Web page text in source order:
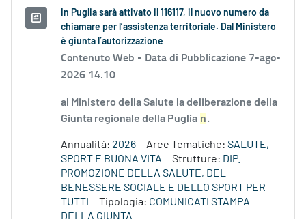
In Puglia sarà attivato il 116117, il nuovo numero da
chiamare per l’assistenza territoriale. Dal Ministero
è giunta l’autorizzazione
Contenuto Web - Data di Pubblicazione 7-ago-
2026 14.10
al Ministero della Salute la deliberazione della
Giunta regionale della Puglia n.
Annualità: 2026 Aree Tematiche: SALUTE,
SPORT E BUONA VITA
Strutture: DIP.
PROMOZIONE DELLA SALUTE, DEL
BENESSERE SOCIALE E DELLO SPORT PER
TUTTI
Tipologia: COMUNICATI STAMPA
DELLA GIUNTA